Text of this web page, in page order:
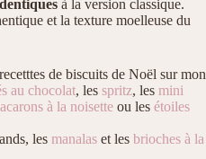
à la version classique.
et la texture moelleuse du
de biscuits de Noël sur mon
au chocolat, les spritz, les mini
à la noisette ou les étoiles
les manalas et les brioches à la